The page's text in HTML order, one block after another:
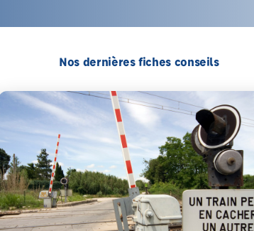
Nos dernières fiches conseils